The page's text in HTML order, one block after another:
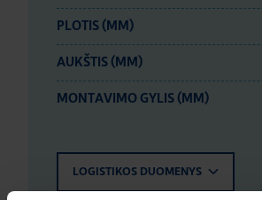
PLOTIS (MM)
AUKŠTIS (MM)
MONTAVIMO GYLIS (MM)
LOGISTIKOS DUOMENYS